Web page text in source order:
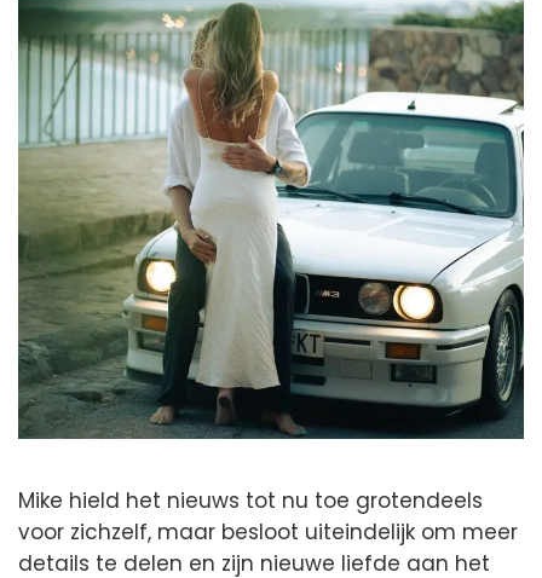
Mike hield het nieuws tot nu toe grotendeels
voor zichzelf, maar besloot uiteindelijk om meer
details te delen en zijn nieuwe liefde aan het